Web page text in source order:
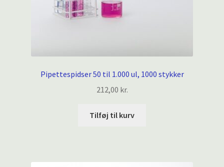
Pipettespidser 50 til 1.000 ul, 1000 stykker
212,00 kr.
Tilføj til kurv